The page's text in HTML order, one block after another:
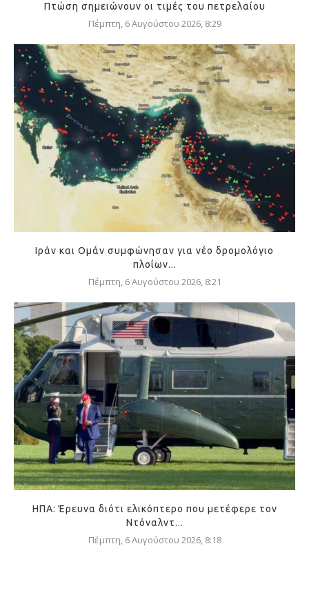
Πτώση σημειώνουν οι τιμές του πετρελαίου
Πέμπτη, 6 Αυγούστου 2026, 8:29
Ιράν και Ομάν συμφώνησαν για νέο δρομολόγιο
πλοίων...
Πέμπτη, 6 Αυγούστου 2026, 8:21
ΗΠΑ: Έρευνα διότι ελικόπτερο που μετέφερε τον
Ντόναλντ...
Πέμπτη, 6 Αυγούστου 2026, 8:18